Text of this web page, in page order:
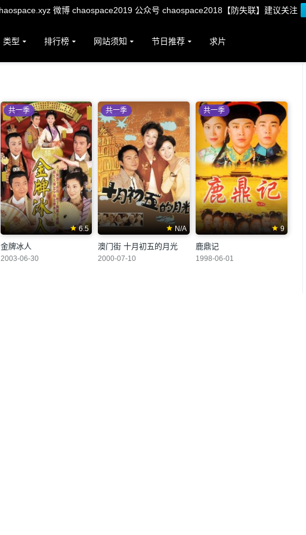
微博 chaospace2019 公众号 chaospace2018【防失联】建议关注
类型 排行榜 网站须知 节日推荐 求片
6.5
共一季
金牌冰人
2003-06-30
N/A
共一季
澳门街 十月初五的月光
2000-07-10
9
共一季
鹿鼎记
1998-06-01